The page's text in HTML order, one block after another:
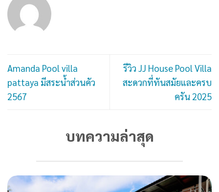
Amanda Pool villa
pattaya มีสระน้ำส่วนคัว
2567
รีวิว JJ House Pool Villa
สะดวกที่ทันสมัยและครบ
ครัน 2025
บทความล่าสุด